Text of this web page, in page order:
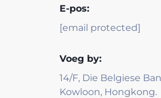
E-pos:
[email protected]
Voeg by:
14/F, Die Belgiese
Kowloon, Hongkong.